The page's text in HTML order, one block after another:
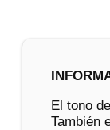
El tono
También